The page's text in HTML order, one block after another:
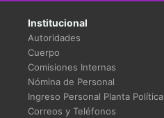
Institucional
Autoridades
Cuerpo
Comisiones Internas
Nómina de Personal
Ingreso Personal Planta Política
Correos y Teléfonos